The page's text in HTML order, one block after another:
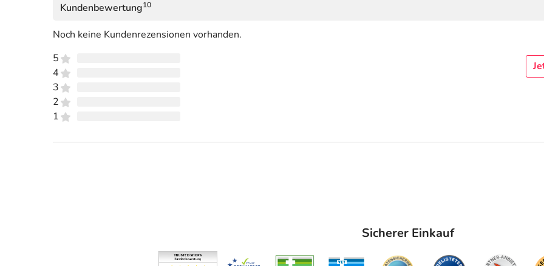
Kundenbewertung10
Noch keine Kundenrezensionen vorhanden.
5
4
3
2
1
Sicherer Einkauf